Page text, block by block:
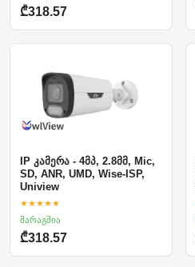
₾318.57
IP კამერა - 4მპ, 2.8მმ, Mic,
SD, ANR, UMD, Wise-ISP,
Uniview
★★★★★
მარაგშია
₾318.57